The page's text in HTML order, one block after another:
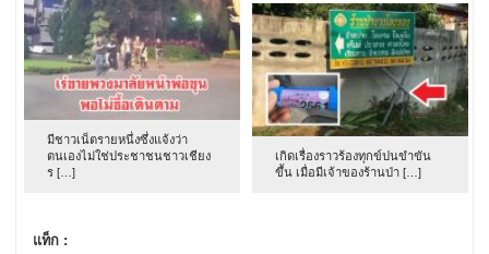
มีชาวเน็ตรายหนึ่งซึ่งแจ้งว่า
ตนเองไม่ใช่ประชาชนชาวเชียง
ร […]
เกิดเรื่องราวร้องทุกข์ปนขำขัน
ขึ้น เมื่อมีเจ้าของร้านป่า […]
แท็ก :